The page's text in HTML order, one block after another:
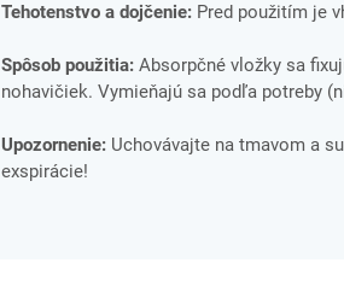
Tehotenstvo a dojčenie: Pred použitím je
Spôsob použitia: Absorpčné vložky sa
nohavičiek. Vymieňajú sa podľa potreby
Upozornenie: Uchovávajte na tmavom a
exspirácie!